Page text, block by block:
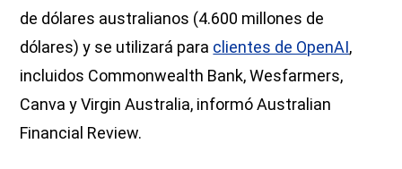
de dólares australianos (4.600 millones de
dólares) y se utilizará para clientes de OpenAI,
incluidos Commonwealth Bank, Wesfarmers,
Canva y Virgin Australia, informó Australian
Financial Review.